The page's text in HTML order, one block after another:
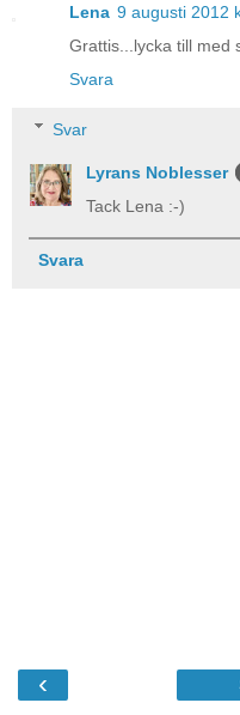
Lena 9 augusti 2012
Grattis...lycka till med
Svara
Svar
Lyrans Noblesser
Tack Lena :-)
Svara
‹